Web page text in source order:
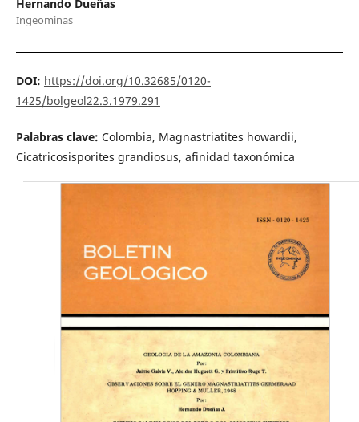
Hernando Dueñas
Ingeominas
DOI: https://doi.org/10.32685/0120-
1425/bolgeol22.3.1979.291
Palabras clave: Colombia, Magnastriatites howardii,
Cicatricosisporites gran­diosus, afinidad taxonómica